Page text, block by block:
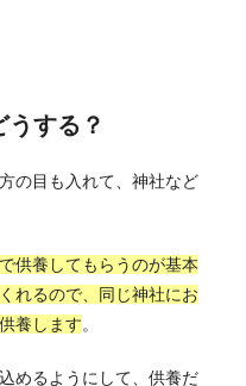
する？
の目も入れて、神社など
供養してもらうのが基本
れるので、同じ神社にお
養します。
めるようにして、供養だ